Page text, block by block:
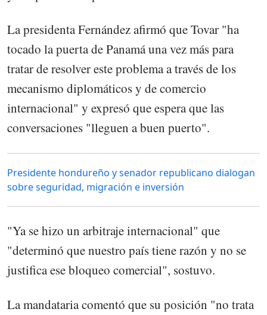
La presidenta Fernández afirmó que Tovar "ha
tocado la puerta de Panamá una vez más para
tratar de resolver este problema a través de los
mecanismo diplomáticos y de comercio
internacional" y expresó que espera que las
conversaciones "lleguen a buen puerto".
Presidente hondureño y senador republicano dialogan
sobre seguridad, migración e inversión
"Ya se hizo un arbitraje internacional" que
"determinó que nuestro país tiene razón y no se
justifica ese bloqueo comercial", sostuvo.
La mandataria comentó que su posición "no trata